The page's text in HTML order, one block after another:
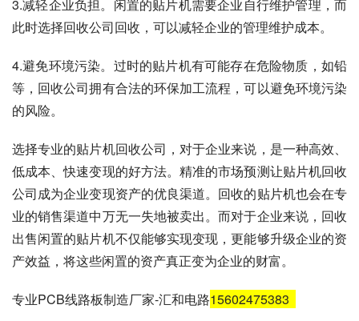
3.减轻企业负担。闲置的贴片机需要企业自行维护管理，而
此时选择回收公司回收，可以减轻企业的管理维护成本。
4.避免环境污染。过时的贴片机有可能存在危险物质，如铅
等，回收公司拥有合法的环保加工流程，可以避免环境污染
的风险。
选择专业的贴片机回收公司，对于企业来说，是一种高效、
低成本、快速变现的好方法。精准的市场预测让贴片机回收
公司成为企业变现资产的优良渠道。回收的贴片机也会在专
业的销售渠道中万无一失地被卖出。而对于企业来说，回收
出售闲置的贴片机不仅能够实现变现，更能够升级企业的资
产效益，将这些闲置的资产真正变为企业的财富。
专业PCB线路板制造厂家-汇和电路15602475383